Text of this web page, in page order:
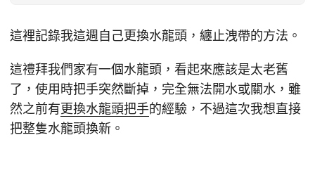
這裡記錄我這週自己更換水龍頭，纏止洩帶的方法。
這禮拜我們家有一個水龍頭，看起來應該是太老舊
了，使用時把手突然斷掉，完全無法開水或關水，雖
然之前有更換水龍頭把手的經驗，不過這次我想直接
把整隻水龍頭換新。